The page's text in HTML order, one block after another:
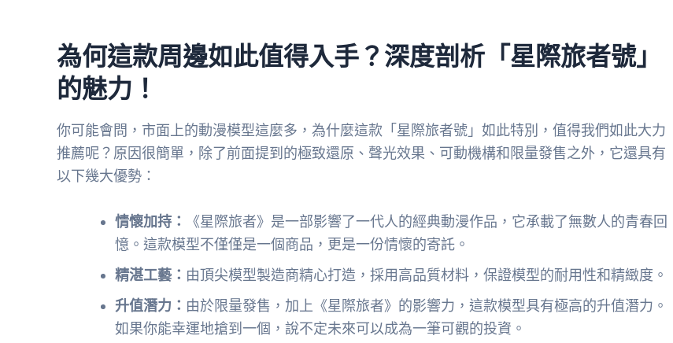
為何這款周邊如此值得入手？深度剖析「星際旅者號」
的魅力！
你可能會問，市面上的動漫模型這麼多，為什麼這款「星際旅者號」如此特別，值得我們如此大力
推薦呢？原因很簡單，除了前面提到的極致還原、聲光效果、可動機構和限量發售之外，它還具有
以下幾大優勢：
情懷加持：
《星際旅者》是一部影響了一代人的經典動漫作品，它承載了無數人的青春回
憶。這款模型不僅僅是一個商品，更是一份情懷的寄託。
精湛工藝： 由頂尖模型製造商精心打造，採用高品質材料，保證模型的耐用性和精緻度。
升值潛力： 由於限量發售，加上《星際旅者》的影響力，這款模型具有極高的升值潛力。
如果你能幸運地搶到一個，說不定未來可以成為一筆可觀的投資。